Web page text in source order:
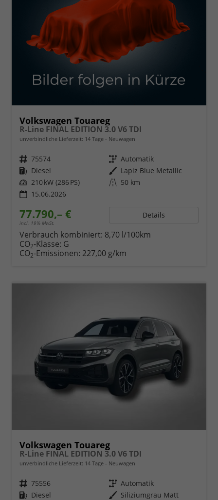
Volkswagen Touareg
R-Line FINAL EDITION 3.0 V6 TDI
unverbindliche Lieferzeit: 14 Tage Neuwagen
Fahrzeugnr. 75574 Getriebe Automatik
Kraftstoff Diesel Außenfarbe Lapiz Blue Metallic
Leistung 210 kW (286 PS) Kilometerstand 50 km
15.06.2026
77.790,– €
incl. 19% MwSt.
Details
Verbrauch kombiniert: 8,70 l/100km
CO2-Klasse: G
CO2-Emissionen: 227,00 g/km
Volkswagen Touareg
R-Line FINAL EDITION 3.0 V6 TDI
unverbindliche Lieferzeit: 14 Tage Neuwagen
Fahrzeugnr. 75556 Getriebe Automatik
Kraftstoff Diesel Außenfarbe Siliziumgrau Matt